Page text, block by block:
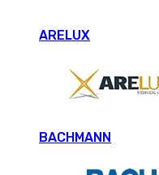
ARELUX
BACHMANN